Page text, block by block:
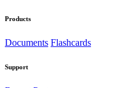
Products
Documents Flashcards
Support